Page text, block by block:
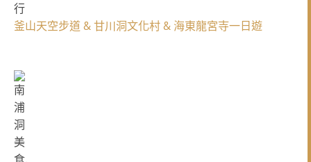
釜山天空步道 & 甘川洞文化村 & 海東龍宮寺一日遊